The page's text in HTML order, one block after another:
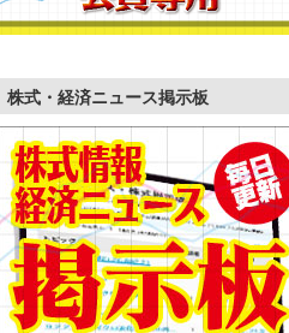
株式・経済ニュース掲示板